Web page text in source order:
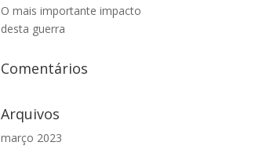
O mais importante impacto
desta guerra
Comentários
Arquivos
março 2023